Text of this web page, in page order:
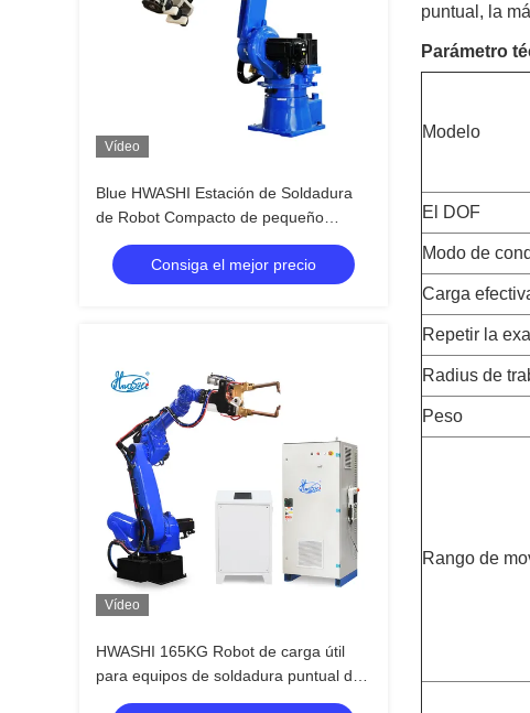
Vídeo
Blue HWASHI Estación de Soldadura
de Robot Compacto de pequeño
tamaño Robot de soldadura de arco
dedicadoConsiga el mejor precio
Vídeo
HWASHI 165KG Robot de carga útil
para equipos de soldadura puntual de
resistencia de cajones de acero suave
puntual, la
Parámetro
Modelo
El DOF
Modo de
Carga
Repetir la
Radius de
Peso
Rango de